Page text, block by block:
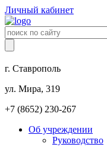
Личный кабинет
г. Ставрополь
ул. Мира, 319
+7 (8652) 230-267
Об учреждении
Руководство